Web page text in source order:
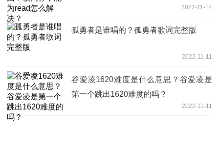
2022-11-14
孤勇者是谁唱的？孤勇者歌词完整版
2022-11-11
谷爱凌1620难度是什么意思？谷爱凌是
第一个跳出1620难度的吗？
2022-11-11